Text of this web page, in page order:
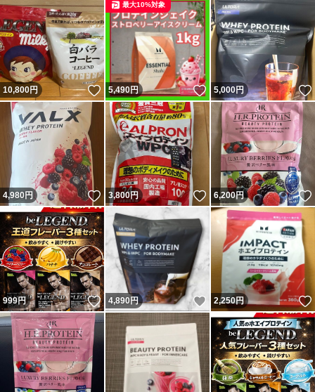
10,800円 いいね！
5,490円 いいね！
最大10%対象
5,000円
4,980円 いいね！
3,800円 いいね！
6,200円
999円 いいね！
4,890 円 いいね！
2,250円